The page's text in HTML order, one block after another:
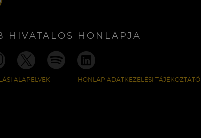
HIVATALOS HONLAPJA
ALAPELVEK HONLAP ADATKEZELÉSI TÁJÉKOZTATÓ